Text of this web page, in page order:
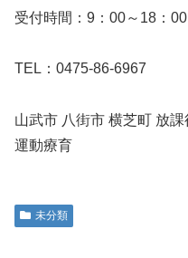
受付時間：9：00～18：
TEL：0475-86-6967
山武市 八街市 横芝町 放
運動療育
未分類